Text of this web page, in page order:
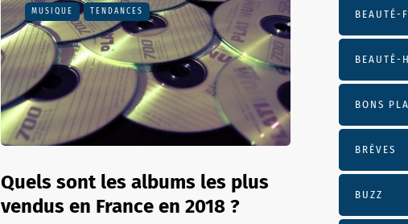
MUSIQUE TENDANCES
Quels sont les albums les plus
vendus en France en 2018 ?
BEAUTÉ-
BEAUTÉ-
BONS
BRÈVES
BUZZ